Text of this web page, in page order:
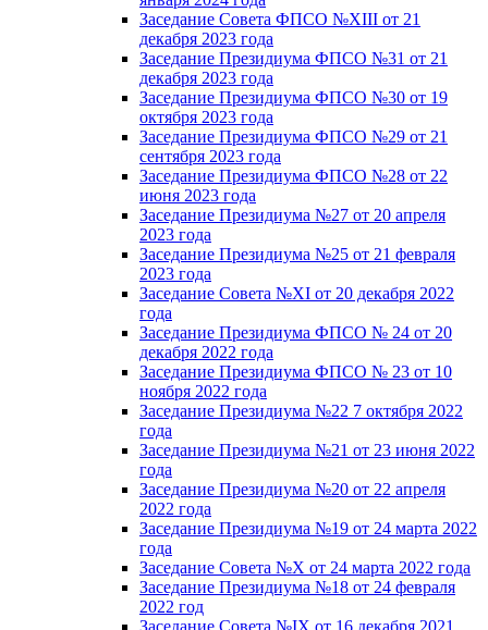
Заседание Совета ФПСО №XIII от 21
декабря 2023 года
Заседание Президиума ФПСО №31 от 21
декабря 2023 года
Заседание Президиума ФПСО №30 от 19
октября 2023 года
Заседание Президиума ФПСО №29 от 21
сентября 2023 года
Заседание Президиума ФПСО №28 от 22
июня 2023 года
Заседание Президиума №27 от 20 апреля
2023 года
Заседание Президиума №25 от 21 февраля
2023 года
Заседание Совета №XI от 20 декабря 2022
года
Заседание Президиума ФПСО № 24 от 20
декабря 2022 года
Заседание Президиума ФПСО № 23 от 10
ноября 2022 года
Заседание Президиума №22 7 октября 2022
года
Заседание Президиума №21 от 23 июня 2022
года
Заседание Президиума №20 от 22 апреля
2022 года
Заседание Президиума №19 от 24 марта 2022
года
Заседание Совета №X от 24 марта 2022 года
Заседание Президиума №18 от 24 февраля
2022 год
Заседание Совета №IX от 16 декабря 2021